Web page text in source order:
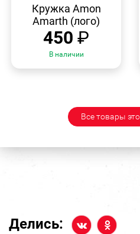
ПРОСМОТР
Кружка Amon
Amarth (лого)
450 ₽
В наличии
Все товары
Делись: